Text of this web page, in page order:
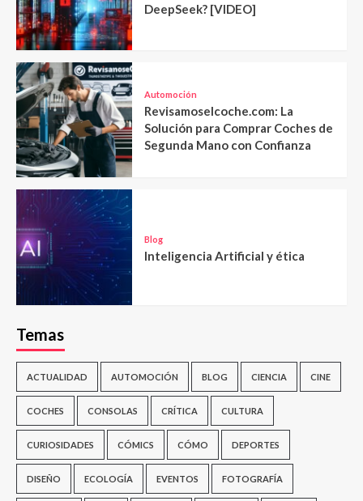
DeepSeek? [VIDEO]
Automoción
Revisamoselcoche.com: La
Solución para Comprar Coches de
Segunda Mano con Confianza
Blog
Inteligencia Artificial y ética
Temas
ACTUALIDAD AUTOMOCIÓN BLOG CIENCIA CINE
COCHES CONSOLAS CRÍTICA CULTURA
CURIOSIDADES CÓMICS CÓMO DEPORTES
DISEÑO ECOLOGÍA EVENTOS FOTOGRAFÍA